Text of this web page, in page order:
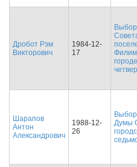
Дробот Рэм
Викторович
1984-12-
17
Шарапов
Антон
Александрович
1988-12-
26
Думы